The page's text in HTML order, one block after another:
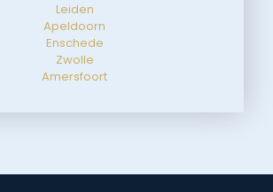
Leiden
Apeldoorn
Enschede
Zwolle
Amersfoort